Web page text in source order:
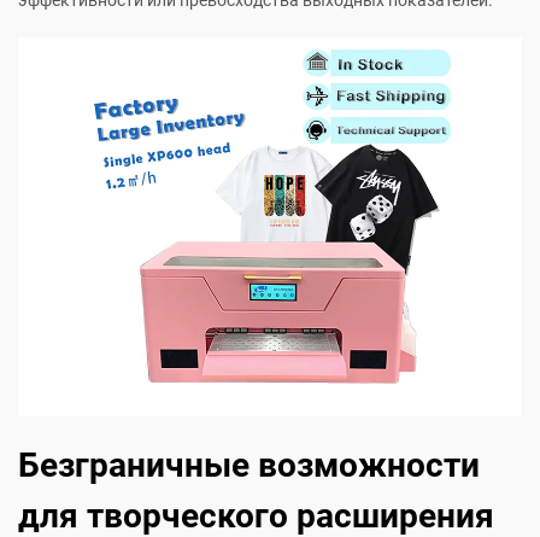
Безграничные возможности
для творческого расширения